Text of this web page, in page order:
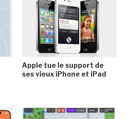
Apple tue le support de
ses vieux iPhone et iPad